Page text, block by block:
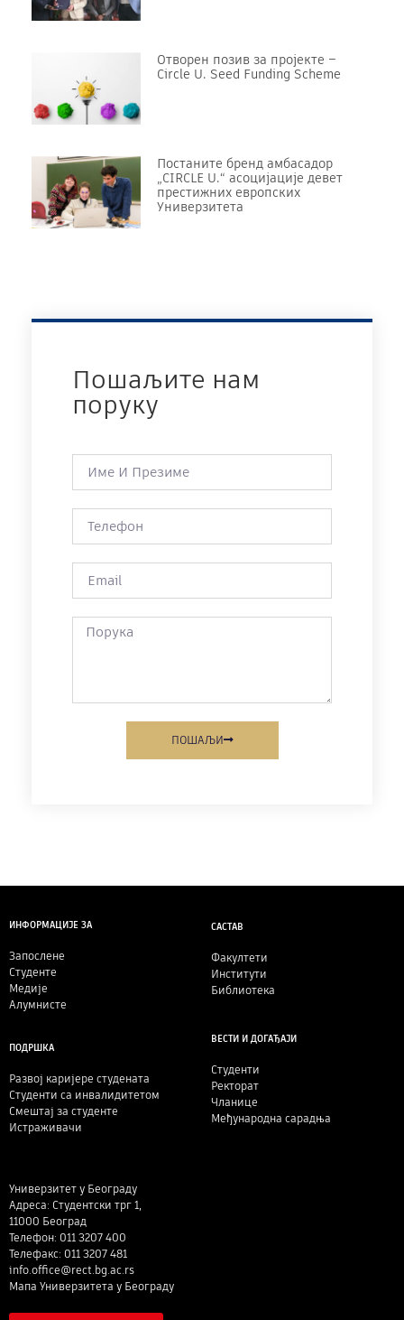
Отворен позив за пројекте –
Circle U. Seed Funding Scheme
Постаните бренд амбасадор
„CIRCLE U.“ асоцијације девет
престижних европских
Универзитета
Пошаљите нам
поруку
ПОШАЉИ
ИНФОРМАЦИЈЕ ЗА
Запослене
Студенте
Медије
Алумнисте
САСТАВ
Факултети
Институти
Библиотека
ПОДРШКА
Развој каријере студената
Студенти са инвалидитетом
Смештај за студенте
Истраживачи
ВЕСТИ И ДОГАЂАЈИ
Студенти
Ректорат
Чланице
Међународна сарадња
Универзитет у Београду
Адреса: Студентски трг 1,
11000 Београд
Телефон: 011 3207 400
Телефакс: 011 3207 481
info.office@rect.bg.ac.rs
Мапа Универзитета у Београду